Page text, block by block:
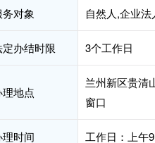
务对象 自然人,企业
定办结时限 3个工作日
理地点
兰州新区贵清
窗口
理时间 工作日：上午